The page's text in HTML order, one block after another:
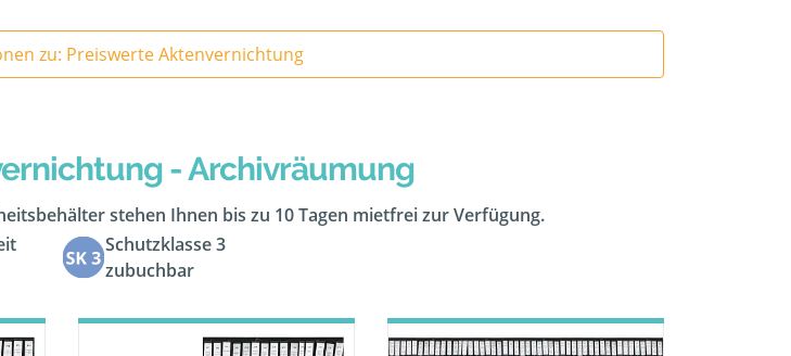
zu: Preiswerte Aktenvernichtung
- Archivräumung
stehen Ihnen bis zu 10 Tagen mietfrei zur Verfügung.
Schutzklasse 3
zubuchbar